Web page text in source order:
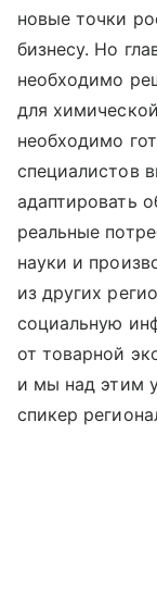
новые точки
бизнесу. Но
необходимо
для
необходимо
специалистов
адаптировать
реальные
науки и
из других
социальную
от товарной
и мы над этим
спикер